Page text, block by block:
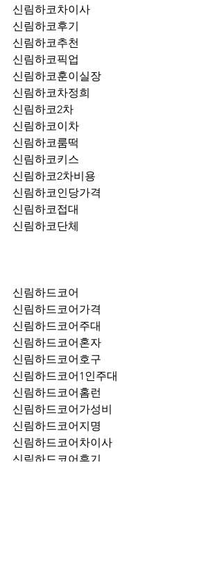
신림하코차이사
신림하코후기
신림하코추천
신림하코훈이실장
신림하코차정희
신림하코2차
신림하코이차
신림하코룸떡
신림하코키스
신림하코2차비용
신림하코인당가격
신림하코접대
신림하코단체
신림하드코어
신림하드코어가격
신림하드코어주대
신림하드코어혼자
신림하드코어호구
신림하드코어1인주대
신림하드코어홈런
신림하드코어가성비
신림하드코어지명
신림하드코어차이사
신림하드코어후기